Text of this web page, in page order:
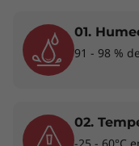
01.
91 - 98 %
02.